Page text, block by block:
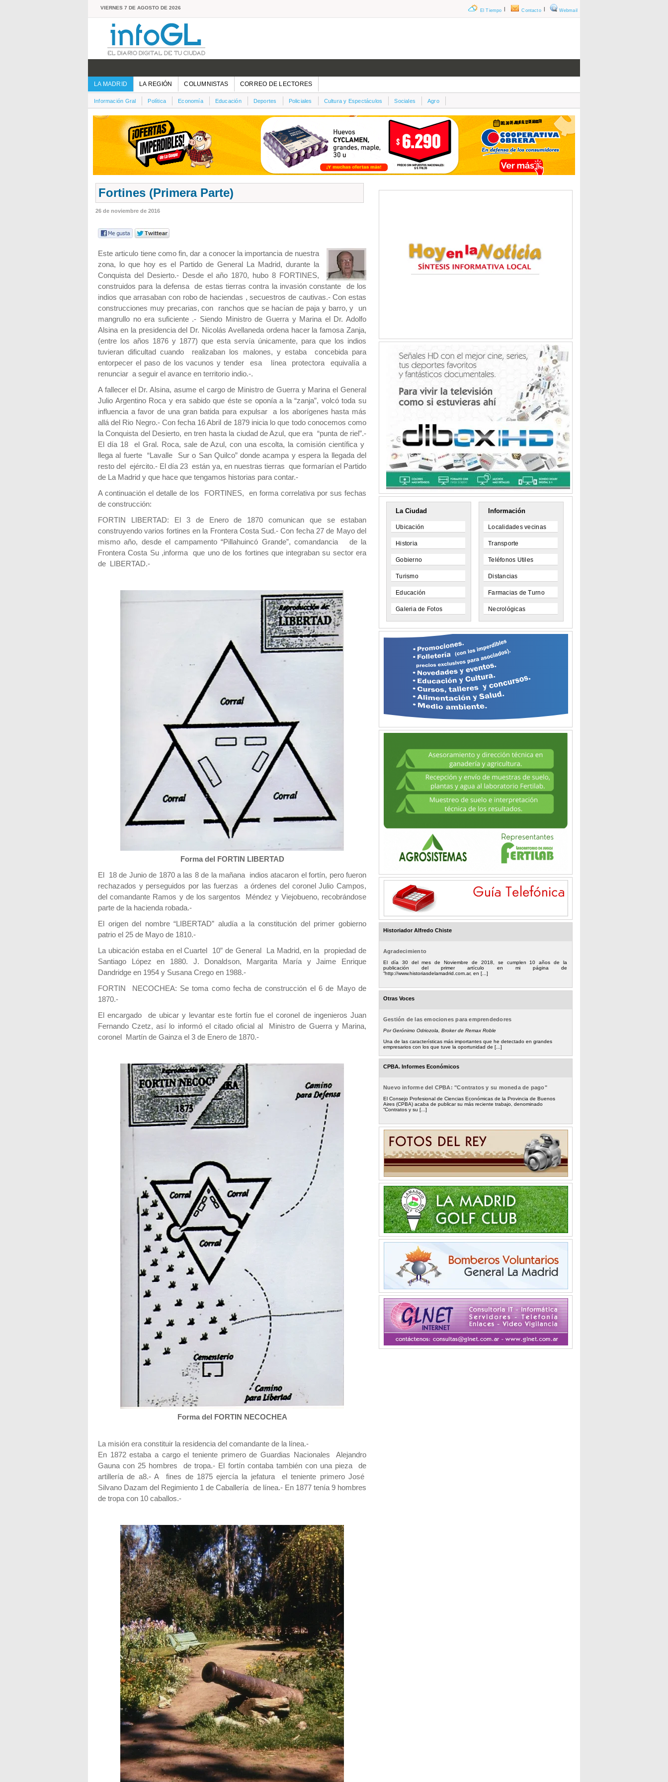
VIERNES 7 DE AGOSTO DE 2026 Webmail
|
Contacto
|
El Tiempo
LA MADRID LA REGIÓN COLUMNISTAS CORREO DE LECTORES
Información Gral Política Economía Educación Deportes Policiales Cultura y Espectáculos Sociales Agro
Fortines (Primera Parte)
26 de noviembre de 2016
Este articulo tiene como fin, dar a conocer la importancia de nuestra
zona, lo que hoy es el Partido de General La Madrid, durante la
Conquista del Desierto.- Desde el año 1870, hubo 8 FORTINES,
construidos para la defensa de estas tierras contra la invasión constante de los
indios que arrasaban con robo de haciendas , secuestros de cautivas.- Con estas
construcciones muy precarias, con ranchos que se hacían de paja y barro, y un
mangrullo no era suficiente .- Siendo Ministro de Guerra y Marina el Dr. Adolfo
Alsina en la presidencia del Dr. Nicolás Avellaneda ordena hacer la famosa Zanja,
(entre los años 1876 y 1877) que esta servía únicamente, para que los indios
tuvieran dificultad cuando realizaban los malones, y estaba concebida para
entorpecer el paso de los vacunos y tender esa línea protectora equivalía a
renunciar a seguir el avance en territorio indio.-.
A fallecer el Dr. Alsina, asume el cargo de Ministro de Guerra y Marina el General
Julio Argentino Roca y era sabido que éste se oponía a la “zanja”, volcó toda su
influencia a favor de una gran batida para expulsar a los aborígenes hasta más
allá del Rio Negro.- Con fecha 16 Abril de 1879 inicia lo que todo conocemos como
la Conquista del Desierto, en tren hasta la ciudad de Azul, que era “punta de riel”.-
El día 18 el Gral. Roca, sale de Azul, con una escolta, la comisión científica y
llega al fuerte “Lavalle Sur o San Quilco” donde acampa y espera la llegada del
resto del ejército.- El día 23 están ya, en nuestras tierras que formarían el Partido
de La Madrid y que hace que tengamos historias para contar.-
A continuación el detalle de los FORTINES, en forma correlativa por sus fechas
de construcción:
FORTIN LIBERTAD: El 3 de Enero de 1870 comunican que se estaban
construyendo varios fortines en la Frontera Costa Sud.- Con fecha 27 de Mayo del
mismo año, desde el campamento “Pillahuincó Grande”, comandancia de la
Frontera Costa Su ,informa que uno de los fortines que integraban su sector era
de LIBERTAD.-
Forma del FORTIN LIBERTAD
El 18 de Junio de 1870 a las 8 de la mañana indios atacaron el fortín, pero fueron
rechazados y perseguidos por las fuerzas a órdenes del coronel Julio Campos,
del comandante Ramos y de los sargentos Méndez y Viejobueno, recobrándose
parte de la hacienda robada.-
El origen del nombre “LIBERTAD” aludía a la constitución del primer gobierno
patrio el 25 de Mayo de 1810.-
La ubicación estaba en el Cuartel 10” de General La Madrid, en la propiedad de
Santiago López en 1880. J. Donaldson, Margarita María y Jaime Enrique
Dandridge en 1954 y Susana Crego en 1988.-
FORTIN NECOCHEA: Se toma como fecha de construcción el 6 de Mayo de
1870.-
El encargado de ubicar y levantar este fortín fue el coronel de ingenieros Juan
Fernando Czetz, así lo informó el citado oficial al Ministro de Guerra y Marina,
coronel Martín de Gainza el 3 de Enero de 1870.-
Forma del FORTIN NECOCHEA
La misión era constituir la residencia del comandante de la línea.-
En 1872 estaba a cargo el teniente primero de Guardias Nacionales Alejandro
Gauna con 25 hombres de tropa.- El fortín contaba también con una pieza de
artillería de a8.- A fines de 1875 ejercía la jefatura el teniente primero José
Silvano Dazam del Regimiento 1 de Caballería de línea.- En 1877 tenía 9 hombres
de tropa con 10 caballos.-
La Ciudad
Ubicación
Historia
Gobierno
Turismo
Educación
Galeria de Fotos
Información
Localidades vecinas
Transporte
Teléfonos Utiles
Distancias
Farmacias de Turno
Necrológicas
Historiador Alfredo Chiste
Agradecimiento
El día 30 del mes de Noviembre de 2018, se cumplen 10 años de la
publicación del primer artículo en mi página de
“http://www.historiasdelamadrid.com.ar, en [...]
Otras Voces
Gestión de las emociones para emprendedores
Por Gerónimo Odriozola, Broker de Remax Roble
Una de las características más importantes que he detectado en grandes
empresarios con los que tuve la oportunidad de [...]
CPBA. Informes Económicos
Nuevo informe del CPBA: "Contratos y su moneda de pago"
El Consejo Profesional de Ciencias Económicas de la Provincia de Buenos
Aires (CPBA) acaba de publicar su más reciente trabajo, denominado
“Contratos y su [...]